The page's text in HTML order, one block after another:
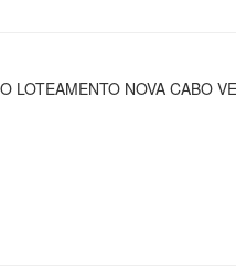
LOTEAMENTO NOVA CABO